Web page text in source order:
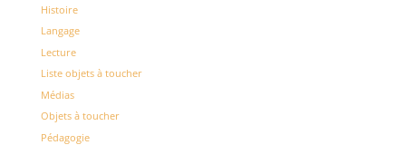
Histoire
Langage
Lecture
Liste objets à toucher
Médias
Objets à toucher
Pédagogie